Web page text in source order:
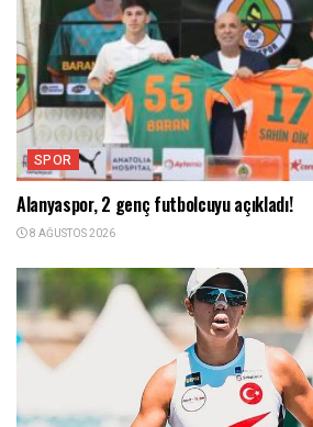
SPOR
Alanyaspor, 2 genç futbolcuyu açıkladı!
8 AĞUSTOS 2026